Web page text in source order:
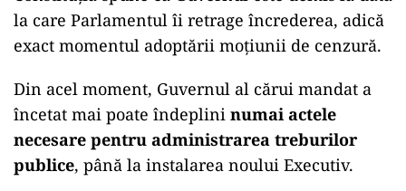
la care Parlamentul îi retrage încrederea, adică
exact momentul adoptării moțiunii de cenzură.
Din acel moment, Guvernul al cărui mandat a
încetat mai poate îndeplini numai actele
necesare pentru administrarea treburilor
publice, până la instalarea noului Executiv.